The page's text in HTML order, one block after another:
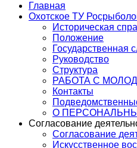
Главная
Охотское ТУ
Историческая
Положение
Государственная
Руководство
Структура
РАБОТА С
Контакты
О
Согласование
Согласование
Искусственное